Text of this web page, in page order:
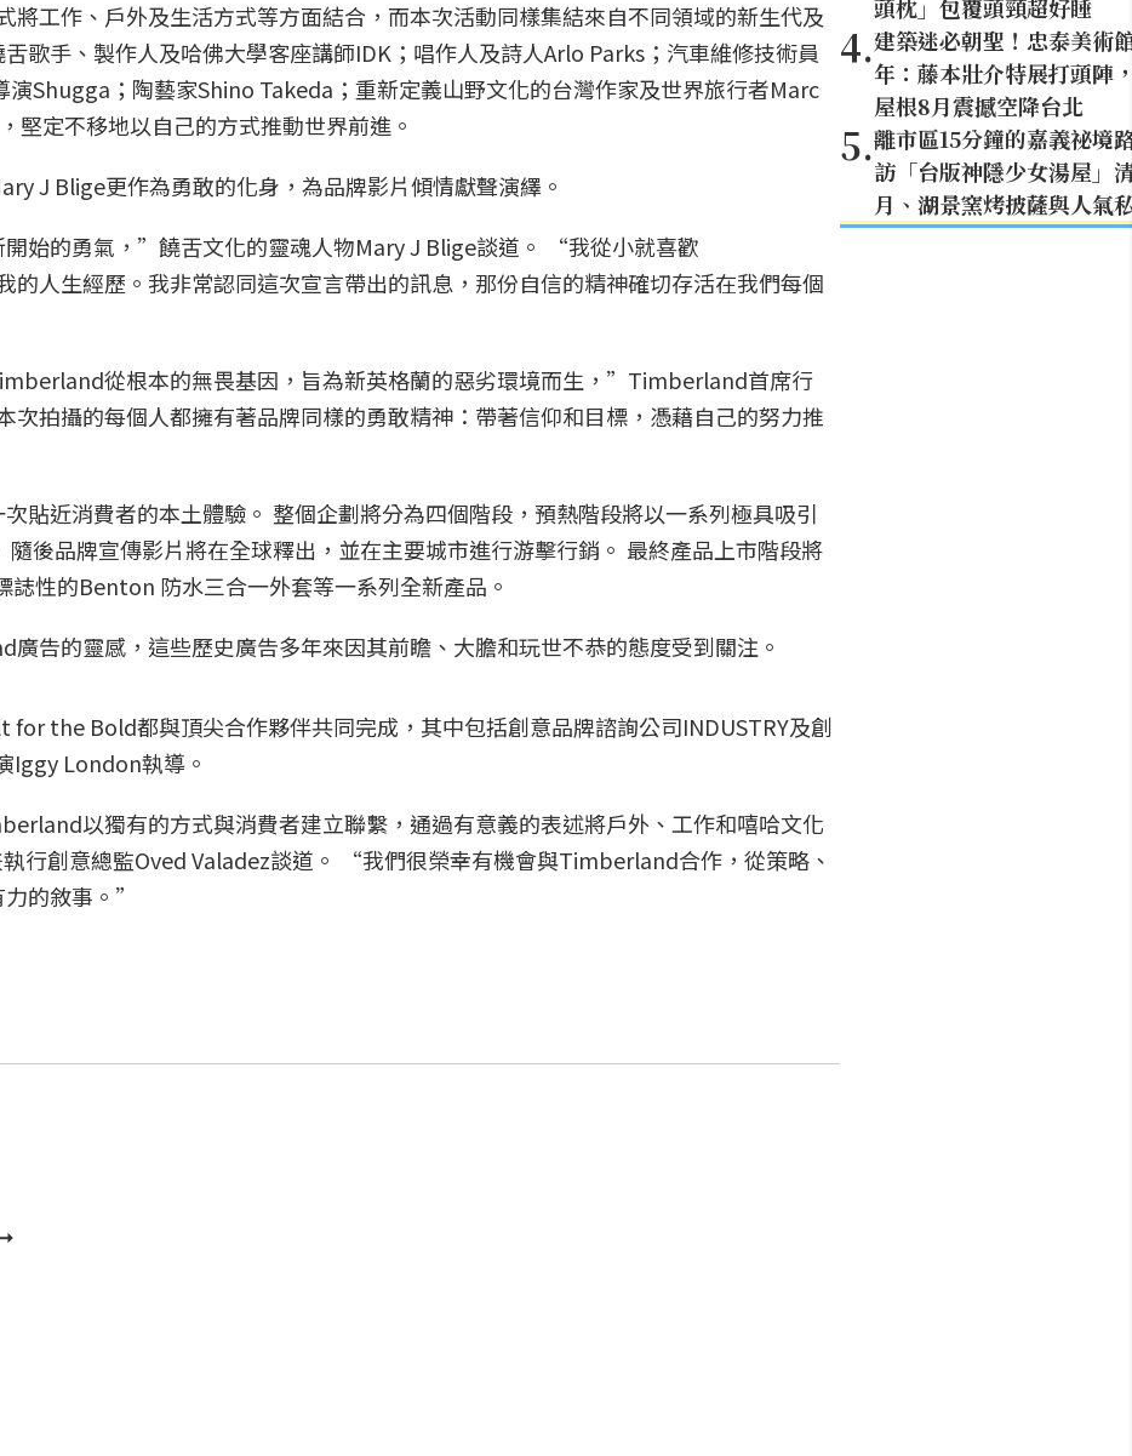
工作、戶外及生活方式等方面結合，而本次活動同樣集結來自不同領域的新生代及
歌手、製作人及哈佛大學客座講師IDK；唱作人及詩人Arlo Parks；汽車維修技術員
演Shugga；陶藝家Shino Takeda；重新定義山野文化的台灣作家及世界旅行者Marc
定不移地以自己的方式推動世界前進。
J Blige更作為勇敢的化身，為品牌影片傾情獻聲演繹。
開始的勇氣，”饒舌文化的靈魂人物Mary J Blige談道。 “我從小就喜歡
人生經歷。我非常認同這次宣言帶出的訊息，那份自信的精神確切存活在我們每個
從根本的無畏基因，旨為新英格蘭的惡劣環境而生，”Timberland首席行
拍攝的每個人都擁有著品牌同樣的勇敢精神：帶著信仰和目標，憑藉自己的努力推
貼近消費者的本土體驗。 整個企劃將分為四個階段，預熱階段將以一系列極具吸引
後品牌宣傳影片將在全球釋出，並在主要城市進行游擊行銷。 最終產品上市階段將
性的Benton 防水三合一外套等一系列全新產品。
告的靈感，這些歷史廣告多年來因其前瞻、大膽和玩世不恭的態度受到關注。
the Bold都與頂尖合作夥伴共同完成，其中包括創意品牌諮詢公司INDUSTRY及創
Iggy London執導。
以獨有的方式與消費者建立聯繫，通過有意義的表述將戶外、工作和嘻哈文化
行創意總監Oved Valadez談道。 “我們很榮幸有機會與Timberland合作，從策略、
的敘事。”
頭枕」包覆頭頸超好睡
4.建築迷必朝聖！忠泰美術
年：藤本壯介特展打頭陣
屋根8月震撼空降台北
5.離市區15分鐘的嘉義祕境
訪「台版神隱少女湯屋」
月、湖景窯烤披薩與人氣